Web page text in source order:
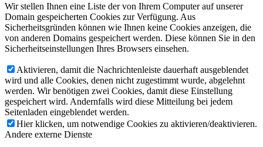
Wir stellen Ihnen eine Liste der von Ihrem Computer auf unserer
Domain gespeicherten Cookies zur Verfügung. Aus
Sicherheitsgründen können wie Ihnen keine Cookies anzeigen, die
von anderen Domains gespeichert werden. Diese können Sie in den
Sicherheitseinstellungen Ihres Browsers einsehen.
Aktivieren, damit die Nachrichtenleiste dauerhaft ausgeblendet
wird und alle Cookies, denen nicht zugestimmt wurde, abgelehnt
werden. Wir benötigen zwei Cookies, damit diese Einstellung
gespeichert wird. Andernfalls wird diese Mitteilung bei jedem
Seitenladen eingeblendet werden.
Hier klicken, um notwendige Cookies zu aktivieren/deaktivieren.
Andere externe Dienste